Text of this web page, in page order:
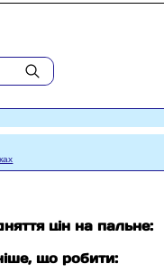
цін на пальне:
що робити: